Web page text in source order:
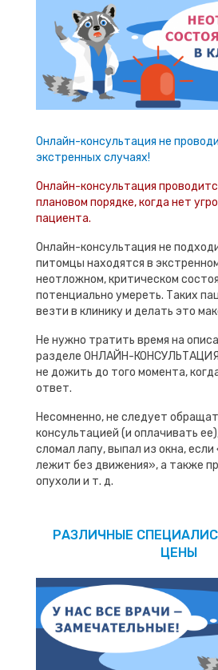
Онлайн-консультация не
экстренных случаях!
Онлайн-консультация
плановом порядке, когда нет
пациента.
Онлайн-консультация не
питомцы находятся в
неотложном, критическом
потенциально умереть. Таких
везти в клинику и делать это
Не нужно тратить время на
разделе ОНЛАЙН-
не дожить до того момента,
ответ.
Несомненно, не следует
консультацией (и оплачивать
сломал лапу, выпал из окна, если
лежит без движения», а также
опухоли и т. д.
РАЗЛИЧНЫЕ
ЦЕНЫ